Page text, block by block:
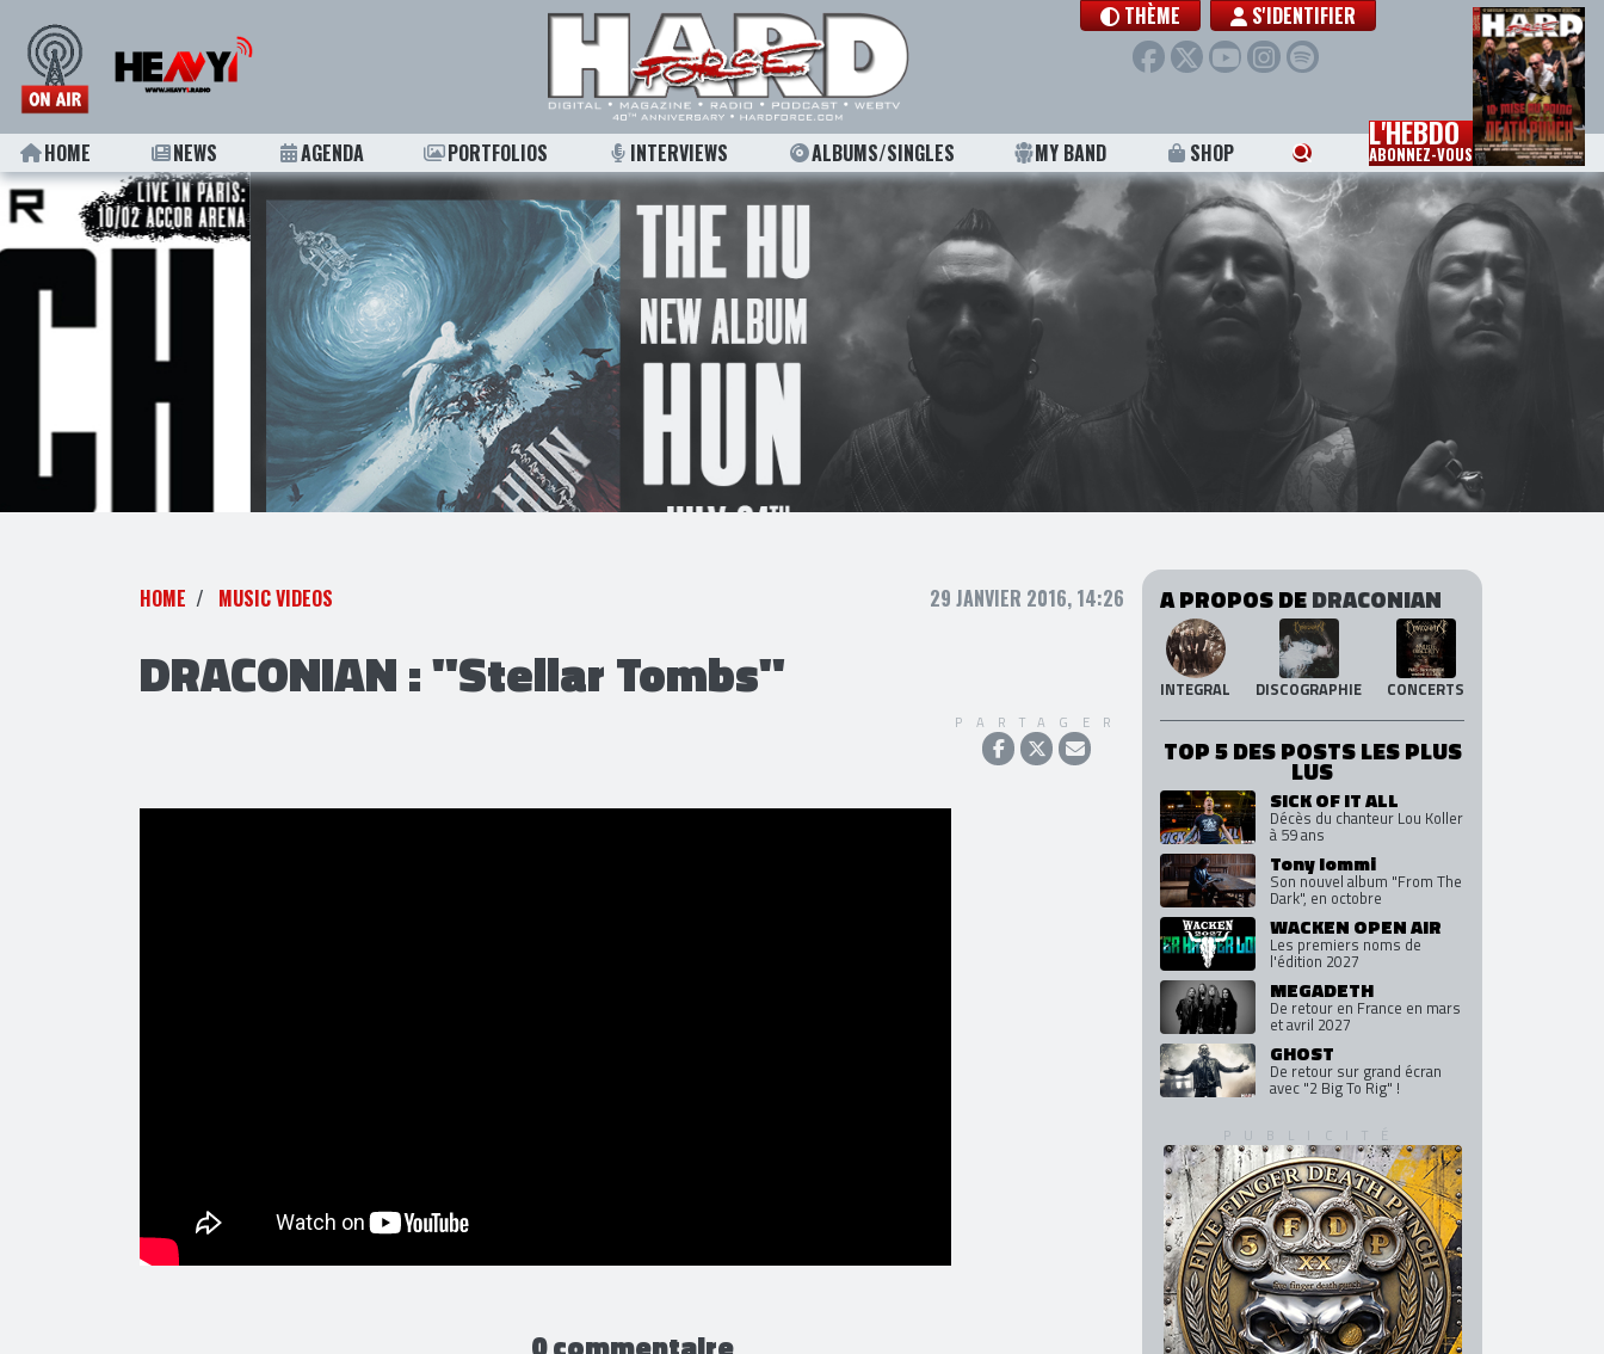
THÈME S'IDENTIFIER
HOME NEWS AGENDA PORTFOLIOS INTERVIEWS ALBUMS/SINGLES MY BAND SHOP L'HEBDO
ABONNEZ-VOUS
HOME MUSIC VIDEOS A PROPOS DEDRACONIAN
INTEGRAL DISCOGRAPHIE CONCERTS
TOP 5 DES POSTS LES PLUS
LUS
SICK OF IT ALL
Décès du chanteur Lou Koller
à 59 ans
Tony Iommi
Son nouvel album "From The
Dark", en octobre
WACKEN OPEN AIR
Les premiers noms de
l'édition 2027
MEGADETH
De retour en France en mars
et avril 2027
De retour sur grand écran
avec "2 Big To Rig" !